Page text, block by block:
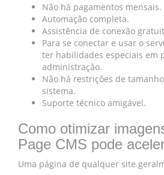
Não há pagamentos mensais.
Automação completa.
Assistência de conexão
Para se conectar e usar o
ter habilidades especiais em
administração.
Não há restrições de
sistema.
Suporte técnico amigável.
Como otimizar
Page CMS pode
Uma página de qualquer site